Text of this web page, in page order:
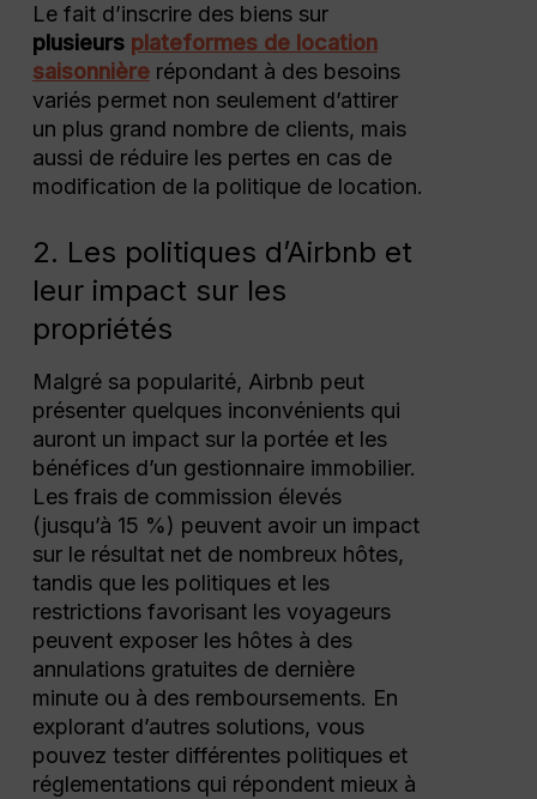
Le fait d’inscrire des biens sur
plusieurs plateformes de location
saisonnièrerépondant à des besoins
variés permet non seulement d’attirer
un plus grand nombre de clients, mais
aussi de réduire les pertes en cas de
modification de la politique de location.
2. Les politiques d’Airbnb et
leur impact sur les
propriétés
Malgré sa popularité, Airbnb peut
présenter quelques inconvénients qui
auront un impact sur la portée et les
bénéfices d’un gestionnaire immobilier.
Les frais de commission élevés
(jusqu’à 15 %) peuvent avoir un impact
sur le résultat net de nombreux hôtes,
tandis que les politiques et les
restrictions favorisant les voyageurs
peuvent exposer les hôtes à des
annulations gratuites de dernière
minute ou à des remboursements. En
explorant d’autres solutions, vous
pouvez tester différentes politiques et
réglementations qui répondent mieux à